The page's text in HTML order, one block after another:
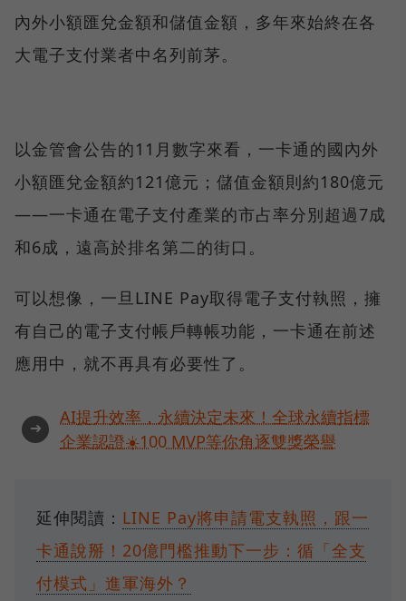
內外小額匯兌金額和儲值金額，多年來始終在各
大電子支付業者中名列前茅。
以金管會公告的11月數字來看，一卡通的國內外
小額匯兌金額約121億元；儲值金額則約180億元
——一卡通在電子支付產業的市占率分別超過7成
和6成，遠高於排名第二的街口。
可以想像，一旦LINE Pay取得電子支付執照，擁
有自己的電子支付帳戶轉帳功能，一卡通在前述
應用中，就不再具有必要性了。
➜
AI提升效率，永續決定未來！全球永續指標
企業認證☀️100 MVP等你角逐雙獎榮譽
延伸閱讀： LINE Pay將申請電支執照，跟一
卡通說掰！20億門檻推動下一步：循「全支
付模式」進軍海外？